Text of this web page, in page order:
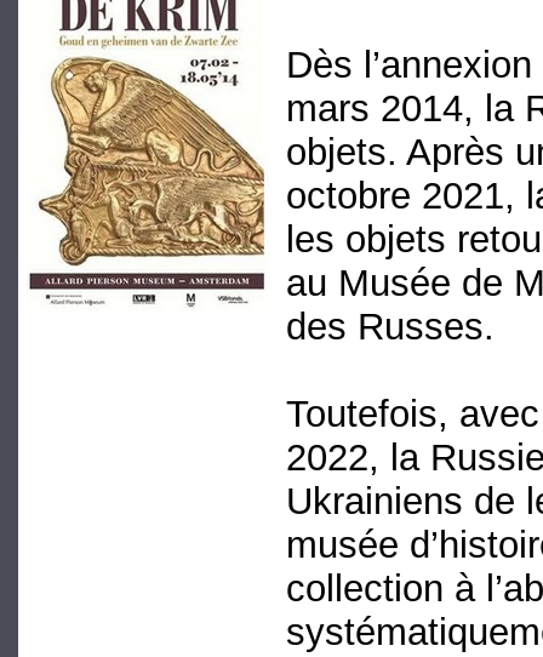
Dès
mars 2014, la
objets. Après
octobre 2021,
les objets
au Musée de
des Russes.
Toutefois,
2022, la
Ukrainiens de
musée
collection à